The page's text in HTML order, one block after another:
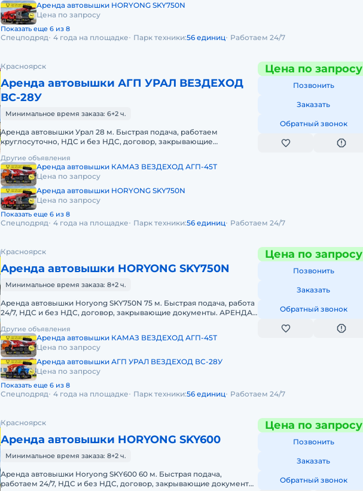
Аренда автовышки HORYONG SKY750N
Цена по запросу
Показать еще 6 из 8
Спецподряд 4 года на площадке Парк техники:56 единиц Работаем 24/7
Красноярск
Аренда автовышки АГП УРАЛ ВЕЗДЕХОД
ВС-28У
Минимальное время заказа: 6+2 ч.
Аренда автовышки Урал 28 м. Быстрая подача, работаем
круглосуточно, НДС и без НДС, договор, закрывающие
МЕТРОВПредоставляем
Другие объявления
Аренда автовышки КАМАЗ ВЕЗДЕХОД АГП-45Т
Цена по запросу
Аренда автовышки HORYONG SKY750N
Цена по запросу
Показать еще 6 из 8
Цена по запросу
Позвонить
Заказать
Обратный звонок
Спецподряд 4 года на площадке Парк техники:56 единиц Работаем 24/7
Красноярск
Аренда автовышки HORYONG SKY750N
Минимальное время заказа: 8+2 ч.
Аренда автовышки Horyong SKY750N 75 м. Быстрая подача, работа
24/7, НДС и без НДС, договор, закрывающие документы. АРЕНДА
Другие объявления
Аренда автовышки КАМАЗ ВЕЗДЕХОД АГП-45Т
Цена по запросу
Аренда автовышки АГП УРАЛ ВЕЗДЕХОД ВС-28У
Цена по запросу
Показать еще 6 из 8
Цена по запросу
Позвонить
Заказать
Обратный звонок
Спецподряд 4 года на площадке Парк техники:56 единиц Работаем 24/7
Красноярск
Аренда автовышки HORYONG SKY600
Минимальное время заказа: 8+2 ч.
Аренда автовышки Horyong SKY600 60 м. Быстрая подача,
работаем 24/7, НДС и без НДС, договор, закрывающие документы.
Цена по запросу
Позвонить
Заказать
Обратный звонок